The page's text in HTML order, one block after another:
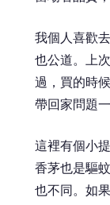
我個人喜歡
也公道。上
過，買的時
帶回家問題一
這裡有個小
香茅也是驅
也不同。如